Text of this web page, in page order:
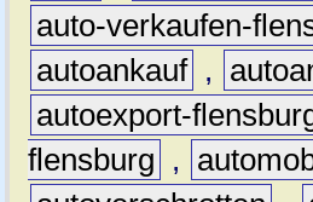
auto-verkaufen-
autoankauf ,
autoexport-
flensburg
,